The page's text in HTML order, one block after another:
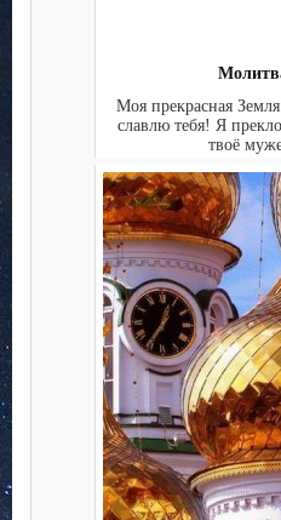
Моя прекрасная
славлю тебя! Я
твоё